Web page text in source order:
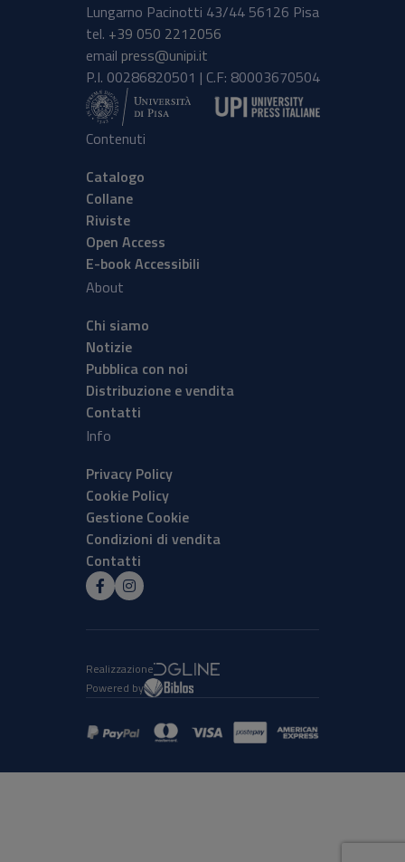
Lungarno Pacinotti 43/44 56126 Pisa
tel. +39 050 2212056
email press@unipi.it
P.I. 00286820501 | C.F: 80003670504
Contenuti
Catalogo
Collane
Riviste
Open Access
E-book Accessibili
About
Chi siamo
Notizie
Pubblica con noi
Distribuzione e vendita
Contatti
Info
Privacy Policy
Cookie Policy
Gestione Cookie
Condizioni di vendita
Contatti
Realizzazione
Powered by